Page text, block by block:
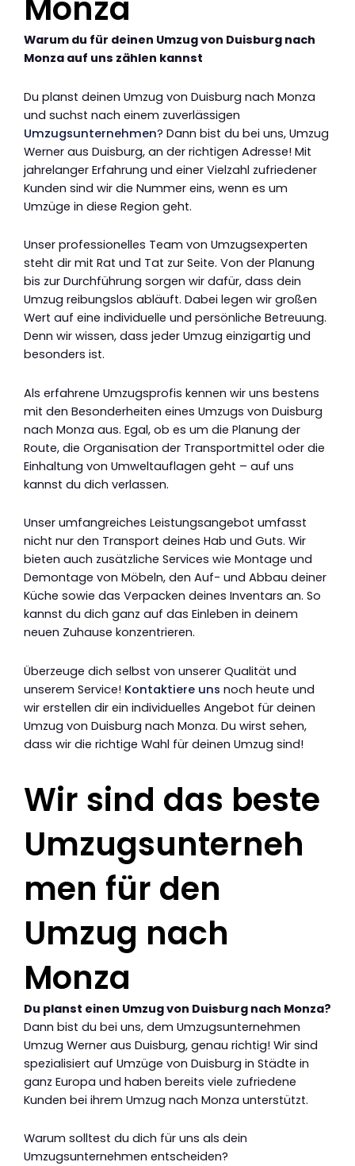
Monza
Warum du für deinen Umzug von Duisburg nach
Monza auf uns zählen kannst
Du planst deinen Umzug von Duisburg nach Monza
und suchst nach einem zuverlässigen
Umzugsunternehmen? Dann bist du bei uns, Umzug
Werner aus Duisburg, an der richtigen Adresse! Mit
jahrelanger Erfahrung und einer Vielzahl zufriedener
Kunden sind wir die Nummer eins, wenn es um
Umzüge in diese Region geht.
Unser professionelles Team von Umzugsexperten
steht dir mit Rat und Tat zur Seite. Von der Planung
bis zur Durchführung sorgen wir dafür, dass dein
Umzug reibungslos abläuft. Dabei legen wir großen
Wert auf eine individuelle und persönliche Betreuung.
Denn wir wissen, dass jeder Umzug einzigartig und
besonders ist.
Als erfahrene Umzugsprofis kennen wir uns bestens
mit den Besonderheiten eines Umzugs von Duisburg
nach Monza aus. Egal, ob es um die Planung der
Route, die Organisation der Transportmittel oder die
Einhaltung von Umweltauflagen geht – auf uns
kannst du dich verlassen.
Unser umfangreiches Leistungsangebot umfasst
nicht nur den Transport deines Hab und Guts. Wir
bieten auch zusätzliche Services wie Montage und
Demontage von Möbeln, den Auf- und Abbau deiner
Küche sowie das Verpacken deines Inventars an. So
kannst du dich ganz auf das Einleben in deinem
neuen Zuhause konzentrieren.
Überzeuge dich selbst von unserer Qualität und
unserem Service! Kontaktiere uns noch heute und
wir erstellen dir ein individuelles Angebot für deinen
Umzug von Duisburg nach Monza. Du wirst sehen,
dass wir die richtige Wahl für deinen Umzug sind!
Wir sind das beste
Umzugsunterneh
men für den
Umzug nach
Monza
Du planst einen Umzug von Duisburg nach Monza?
Dann bist du bei uns, dem Umzugsunternehmen
Umzug Werner aus Duisburg, genau richtig! Wir sind
spezialisiert auf Umzüge von Duisburg in Städte in
ganz Europa und haben bereits viele zufriedene
Kunden bei ihrem Umzug nach Monza unterstützt.
Warum solltest du dich für uns als dein
Umzugsunternehmen entscheiden?